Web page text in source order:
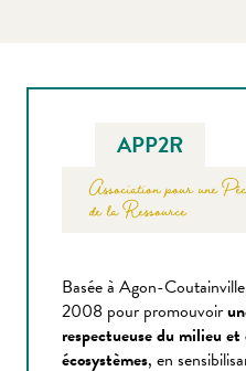
APP2R
Association pour une
de la Ressource
Basée à Agon-
2008 pour promouvoir
respectueuse du milieu et
écosystèmes, en